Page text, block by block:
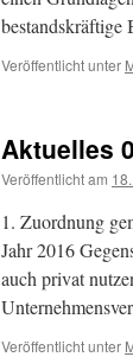
bestandskräftige
Veröffentlicht unter
Aktuelles
Veröffentlicht am
1. Zuordnung
Jahr 2016
auch privat
Veröffentlicht unter